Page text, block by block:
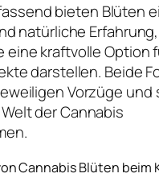
bieten Blüten
natürliche
eine kraftvolle Option
darstellen. Beide
Vorzüge und
der Cannabis
Cannabis Blüten beim